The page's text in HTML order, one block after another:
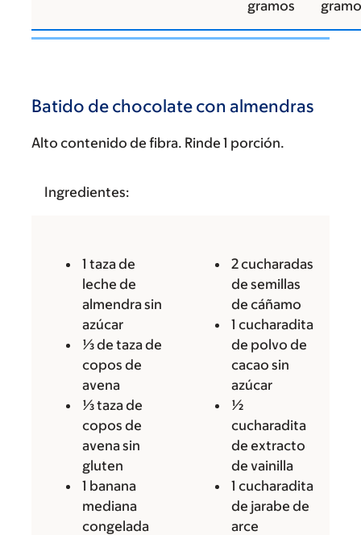
gramos
Batido de chocolate con almendras
Alto contenido de fibra. Rinde 1 porción.
Ingredientes:
1 taza de
leche de
almendra sin
azúcar
⅓ de taza de
copos de
avena
⅓ taza de
copos de
avena sin
gluten
1 banana
mediana
congelada
2 cucharadas
de semillas
de cáñamo
1 cucharadita
de polvo de
cacao sin
azúcar
½
cucharadita
de extracto
de vainilla
1 cucharadita
de jarabe de
arce